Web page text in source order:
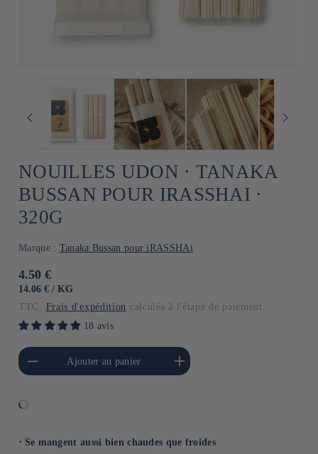
NOUILLES UDON ⋅ TANAKA
BUSSAN POUR IRASSHAI ⋅
320G
Marque : Tanaka Bussan pour iRASSHAi
Prix
habituel
4.50 €
PRIX
14.06 € / PAR
KG
TTC. Frais d'expédition calculés à l'étape de paiement.
18 avis
quantité de Default
Title
Ajouter au panier
Augmenter la quantité de
Default Title
⋅ Se mangent aussi bien chaudes que froides